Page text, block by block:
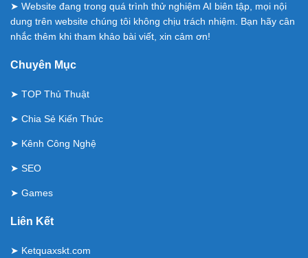
➤ Website đang trong quá trình thử nghiệm AI biên tập, mọi nội
dung trên website chúng tôi không chịu trách nhiệm. Bạn hãy cân
nhắc thêm khi tham khảo bài viết, xin cảm ơn!
Chuyên Mục
➤ TOP Thủ Thuật
➤ Chia Sẻ Kiến Thức
➤ Kênh Công Nghệ
➤ SEO
➤ Games
Liên Kết
➤ Ketquaxskt.com